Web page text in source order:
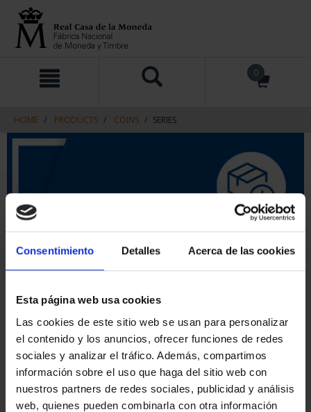
Consentimiento Detalles Acerca de las cookies
Esta página web usa cookies
Las cookies de este sitio web se usan para personalizar
el contenido y los anuncios, ofrecer funciones de redes
sociales y analizar el tráfico. Además, compartimos
información sobre el uso que haga del sitio web con
nuestros partners de redes sociales, publicidad y análisis
web, quienes pueden combinarla con otra información
navigation
0
HOME PRODUCTS COINS SERIES
SORT BY: